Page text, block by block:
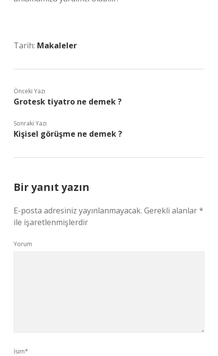
Tarih: Makaleler
Önceki Yazı
Grotesk tiyatro ne demek ?
Sonraki Yazı
Kişisel görüşme ne demek ?
Bir yanıt yazın
E-posta adresiniz yayınlanmayacak. Gerekli alanlar*
ile işaretlenmişlerdir
Yorum
İsim*